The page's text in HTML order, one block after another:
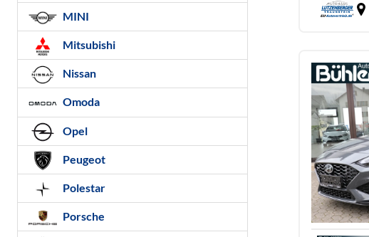
MINI
Mitsubishi
Nissan
Omoda
Opel
Peugeot
Polestar
Porsche